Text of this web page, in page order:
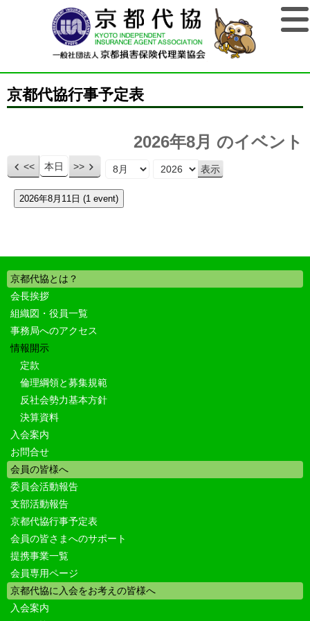
京都代協行事予定表
2026年8月 のイベント
<< 本日
>>
月
年
2026年8月11日 (1 event)
京都代協とは？
会長挨拶
組織図・役員一覧
事務局へのアクセス
情報開示
定款
倫理綱領と募集規範
反社会勢力基本方針
決算資料
入会案内
お問合せ
会員の皆様へ
委員会活動報告
支部活動報告
京都代協行事予定表
会員の皆さまへのサポート
提携事業一覧
会員専用ページ
京都代協に入会をお考えの皆様へ
入会案内